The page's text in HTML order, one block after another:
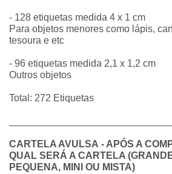
- 128 etiquetas medida 4 x 1 cm
Para objetos menores como lápis,
tesoura e etc
- 96 etiquetas medida 2,1 x 1,2 cm
Outros objetos
Total: 272 Etiquetas
CARTELA AVULSA - APÓS A
QUAL SERÁ A CARTELA
PEQUENA, MINI OU MISTA)